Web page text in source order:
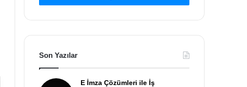
Son Yazılar
E İmza Çözümleri ile İş